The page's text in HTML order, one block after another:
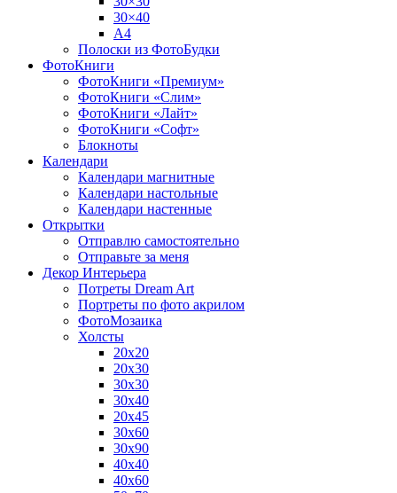
30×40
A4
Полоски из ФотоБудки
ФотоКниги
ФотоКниги «Премиум»
ФотоКниги «Слим»
ФотоКниги «Лайт»
ФотоКниги «Софт»
Блокноты
Календари
Календари магнитные
Календари настольные
Календари настенные
Открытки
Отправлю самостоятельно
Отправьте за меня
Декор Интерьера
Потреты Dream Art
Портреты по фото акрилом
ФотоМозаика
Холсты
20х20
20х30
30х30
30х40
20х45
30х60
30х90
40х40
40х60